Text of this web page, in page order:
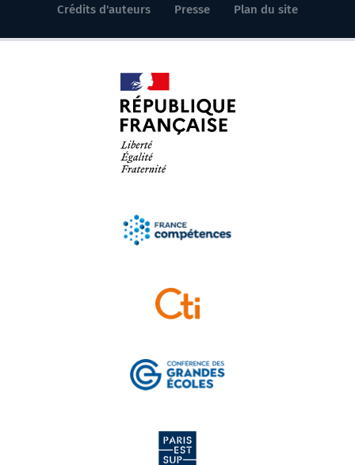
Crédits d'auteurs
Presse Plan du site